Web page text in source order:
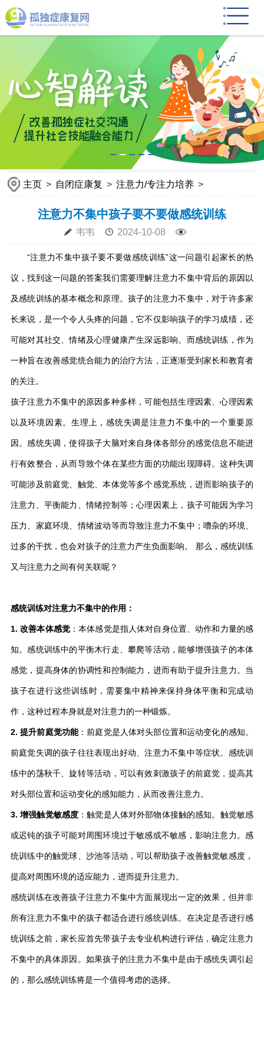
主页 > 自闭症康复 > 注意力/专注力培养 >
注意力不集中孩子要不要做感统训练
韦韦 2024-10-08
“注意力不集中孩子要不要做感统训练”这一问题引起家长的热
议，找到这一问题的答案我们需要理解注意力不集中背后的原因以
及感统训练的基本概念和原理。孩子的注意力不集中，对于许多家
长来说，是一个令人头疼的问题，它不仅影响孩子的学习成绩，还
可能对其社交、情绪及心理健康产生深远影响。而感统训练，作为
一种旨在改善感觉统合能力的治疗方法，正逐渐受到家长和教育者
的关注。
孩子注意力不集中的原因多种多样，可能包括生理因素、心理因素
以及环境因素。生理上，感统失调是注意力不集中的一个重要原
因。感统失调，使得孩子大脑对来自身体各部分的感觉信息不能进
行有效整合，从而导致个体在某些方面的功能出现障碍。这种失调
可能涉及前庭觉、触觉、本体觉等多个感觉系统，进而影响孩子的
注意力、平衡能力、情绪控制等；心理因素上，孩子可能因为学习
压力、家庭环境、情绪波动等而导致注意力不集中；嘈杂的环境、
过多的干扰，也会对孩子的注意力产生负面影响。 那么，感统训练
又与注意力之间有何关联呢？
感统训练对注意力不集中的作用：
1. 改善本体感觉：本体感觉是指人体对自身位置、动作和力量的感
知。感统训练中的平衡木行走、攀爬等活动，能够增强孩子的本体
感觉，提高身体的协调性和控制能力，进而有助于提升注意力。当
孩子在进行这些训练时，需要集中精神来保持身体平衡和完成动
作，这种过程本身就是对注意力的一种锻炼。
2. 提升前庭觉功能：前庭觉是人体对头部位置和运动变化的感知。
前庭觉失调的孩子往往表现出好动、注意力不集中等症状。感统训
练中的荡秋千、旋转等活动，可以有效刺激孩子的前庭觉，提高其
对头部位置和运动变化的感知能力，从而改善注意力。
3. 增强触觉敏感度 ：触觉是人体对外部物体接触的感知。触觉敏感
或迟钝的孩子可能对周围环境过于敏感或不敏感，影响注意力。感
统训练中的触觉球、沙池等活动，可以帮助孩子改善触觉敏感度，
提高对周围环境的适应能力，进而提升注意力。
感统训练在改善孩子注意力不集中方面展现出一定的效果，但并非
所有注意力不集中的孩子都适合进行感统训练。在决定是否进行感
统训练之前，家长应首先带孩子去专业机构进行评估，确定注意力
不集中的具体原因。如果孩子的注意力不集中是由于感统失调引起
的，那么感统训练将是一个值得考虑的选择。